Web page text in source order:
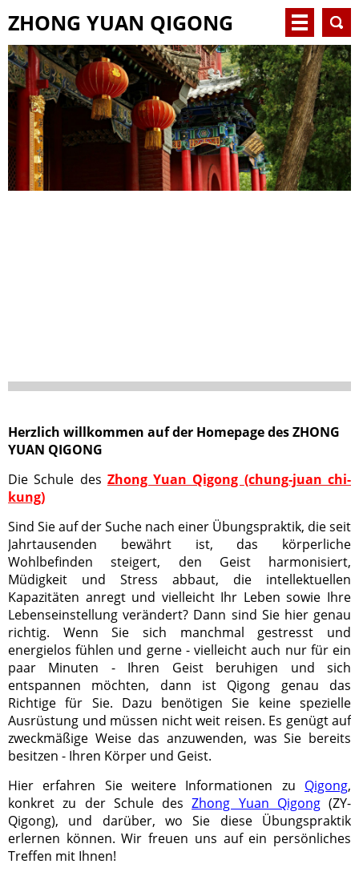
ZHONG YUAN QIGONG
Herzlich willkommen auf der Homepage des ZHONG
YUAN QIGONG
Die Schule des Zhong Yuan Qigong (chung-juan chi-
kung)
Sind Sie auf der Suche nach einer Übungspraktik, die seit
Jahrtausenden bewährt ist, das körperliche
Wohlbefinden steigert, den Geist harmonisiert,
Müdigkeit und Stress abbaut, die intellektuellen
Kapazitäten anregt und vielleicht Ihr Leben sowie Ihre
Lebenseinstellung verändert? Dann sind Sie hier genau
richtig. Wenn Sie sich manchmal gestresst und
energielos fühlen und gerne - vielleicht auch nur für ein
paar Minuten - Ihren Geist beruhigen und sich
entspannen möchten, dann ist Qigong genau das
Richtige für Sie. Dazu benötigen Sie keine spezielle
Ausrüstung und müssen nicht weit reisen. Es genügt auf
zweckmäßige Weise das anzuwenden, was Sie bereits
besitzen - Ihren Körper und Geist.
Hier erfahren Sie weitere Informationen zu Qigong,
konkret zu der Schule desZhong Yuan Qigong(ZY-
Qigong), und darüber, wo Sie diese Übungspraktik
erlernen können. Wir freuen uns auf ein persönliches
Treffen mit Ihnen!